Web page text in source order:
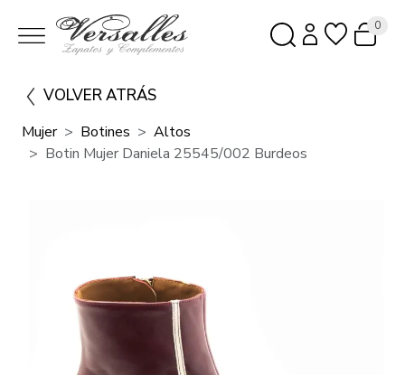
0
VOLVER ATRÁS
Mujer Botines
Altos
Botin Mujer Daniela 25545/002 Burdeos